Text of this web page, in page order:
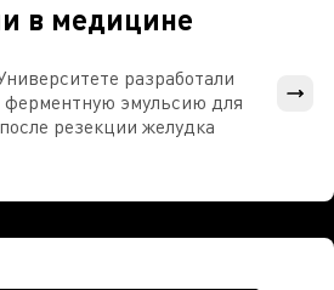
в медицине
разработали
эмульсию для
резекции желудка